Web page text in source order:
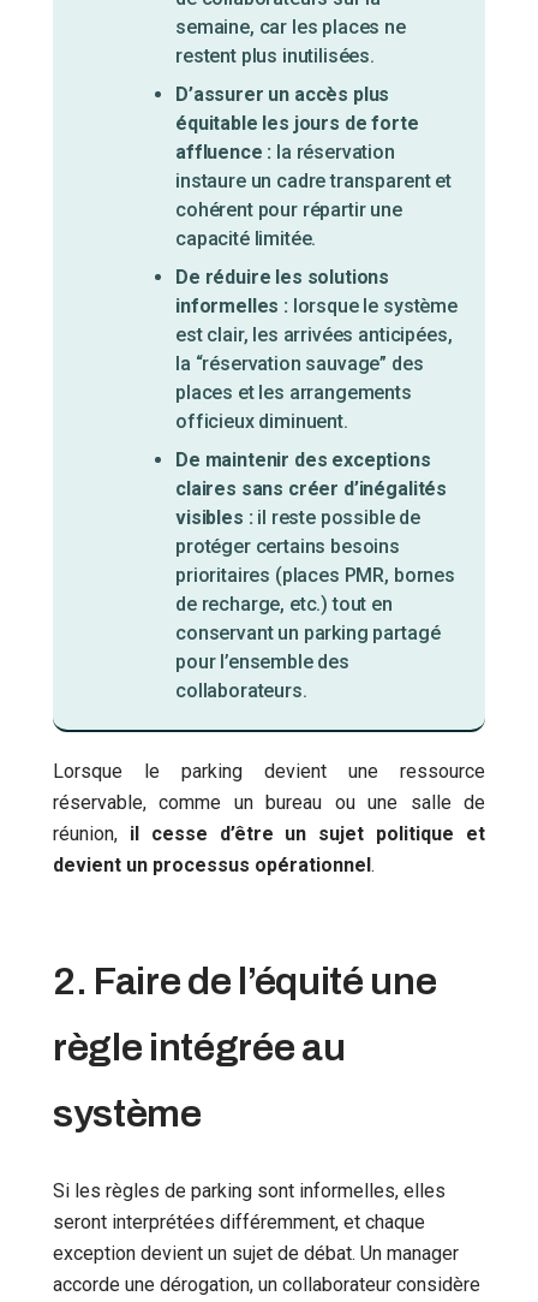
semaine, car les places ne
restent plus inutilisées.
D’assurer un accès plus
équitable les jours de forte
affluence : la réservation
instaure un cadre transparent et
cohérent pour répartir une
capacité limitée.
De réduire les solutions
informelles : lorsque le système
est clair, les arrivées anticipées,
la “réservation sauvage” des
places et les arrangements
officieux diminuent.
De maintenir des exceptions
claires sans créer d’inégalités
visibles : il reste possible de
protéger certains besoins
prioritaires (places PMR, bornes
de recharge, etc.) tout en
conservant un parking partagé
pour l’ensemble des
collaborateurs.
Lorsque le parking devient une ressource
réservable, comme un bureau ou une salle de
réunion, il cesse d’être un sujet politique et
devient un processus opérationnel.
2. Faire de l’équité une
règle intégrée au
système
Si les règles de parking sont informelles, elles
seront interprétées différemment, et chaque
exception devient un sujet de débat. Un manager
accorde une dérogation, un collaborateur considère